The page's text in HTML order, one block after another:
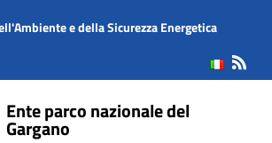
e della Sicurezza Energetica
la navigazione
Ente parco nazionale del
Gargano